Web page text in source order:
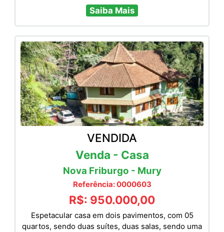
Saiba Mais
VENDIDA
Venda - Casa
Nova Friburgo - Mury
Referência: 0000603
R$: 950.000,00
Espetacular casa em dois pavimentos, com 05
quartos, sendo duas suítes, duas salas, sendo uma